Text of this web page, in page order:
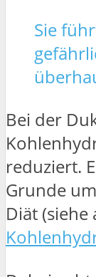
Sie
Bei der
reduziert.
Grunde
Diät (siehe